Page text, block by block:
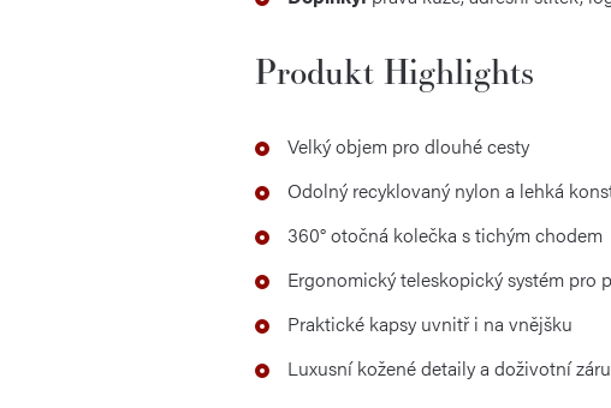
Produkt Highlights
Velký objem pro dlouhé cesty
Odolný recyklovaný nylon a lehká
360° otočná kolečka s tichým chodem
Ergonomický teleskopický systém pro
Praktické kapsy uvnitř i na vnějšku
Luxusní kožené detaily a doživotní